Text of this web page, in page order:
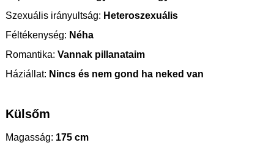
Szexuális irányultság: Heteroszexuális
Féltékenység: Néha
Romantika: Vannak pillanataim
Háziállat: Nincs és nem gond ha neked van
Külsőm
Magasság: 175 cm